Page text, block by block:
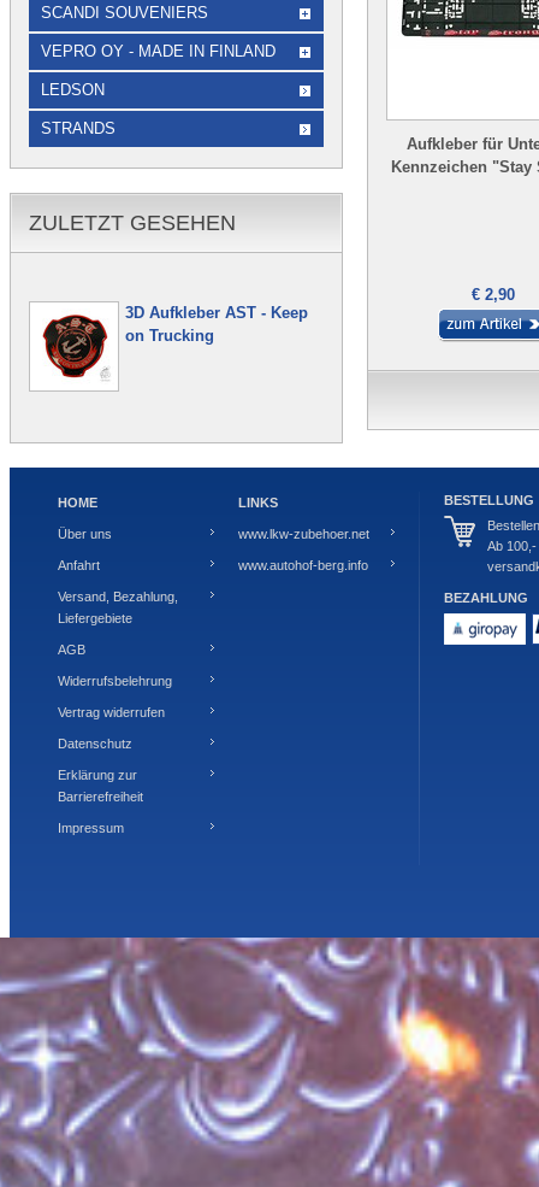
Aufkleber für
Kennzeichen "Stay
€ 2,90
SCANDI SOUVENIERS
VEPRO OY - MADE IN FINLAND
LEDSON
STRANDS
ZULETZT GESEHEN
3D Aufkleber AST - Keep
on Trucking
HOME
Über uns
Anfahrt
Versand, Bezahlung,
Liefergebiete
AGB
Widerrufsbelehrung
Vertrag widerrufen
Datenschutz
Erklärung zur
Barrierefreiheit
Impressum
LINKS
www.lkw-zubehoer.net
www.autohof-berg.info
BESTELLUNG
Ab
BEZAHLUNG